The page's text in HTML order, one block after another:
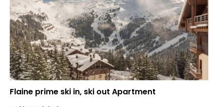
Flaine prime ski in, ski out Apartment